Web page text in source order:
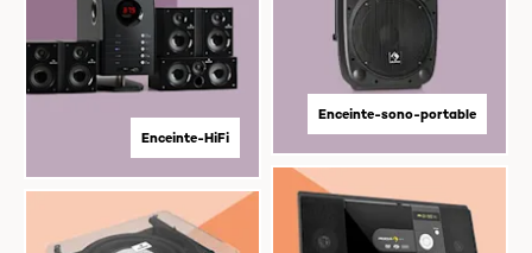
Enceinte-HiFi
Enceinte-sono-portable